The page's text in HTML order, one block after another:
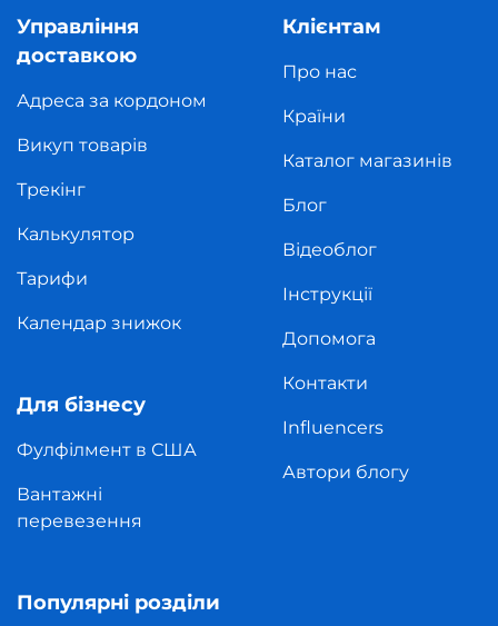
Управління
доставкою
Адреса за кордоном
Викуп товарів
Трекінг
Калькулятор
Тарифи
Календар знижок
Для бізнесу
Фулфілмент в США
Вантажні
перевезення
Клієнтам
Про нас
Країни
Каталог магазинів
Блог
Відеоблог
Інструкції
Допомога
Контакти
Influencers
Автори блогу
Популярні розділи